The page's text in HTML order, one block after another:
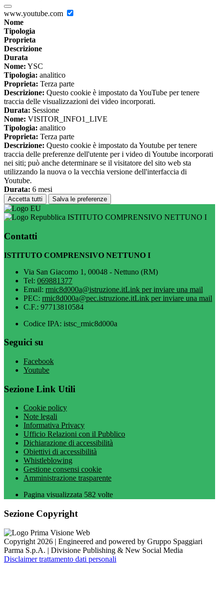
www.youtube.com
Nome
Tipologia
Proprieta
Descrizione
Durata
Nome: YSC
Tipologia: analitico
Proprieta: Terza parte
Descrizione: Questo cookie è impostato da YouTube per tenere
traccia delle visualizzazioni dei video incorporati.
Durata: Sessione
Nome: VISITOR_INFO1_LIVE
Tipologia: analitico
Proprieta: Terza parte
Descrizione: Questo cookie è impostato da Youtube per tenere
traccia delle preferenze dell'utente per i video di Youtube incorporati
nei siti; può anche determinare se il visitatore del sito web sta
utilizzando la nuova o la vecchia versione dell'interfaccia di
Youtube.
Durata: 6 mesi
Accetta tutti Salva le preferenze
ISTITUTO COMPRENSIVO NETTUNO I
Contatti
ISTITUTO COMPRENSIVO NETTUNO I
Via San Giacomo 1, 00048 - Nettuno (RM)
Tel: 069881377
Email: rmic8d000a@istruzione.itLink per inviare una mail
PEC: rmic8d000a@pec.istruzione.itLink per inviare una mail
C.F.: 97713810584
Codice IPA: istsc_rmic8d000a
Seguici su
Facebook
Youtube
Sezione Link Utili
Cookie policy
Note legali
Informativa Privacy
Ufficio Relazioni con il Pubblico
Dichiarazione di accessibilità
Obiettivi di accessibilità
Whistleblowing
Gestione consensi cookie
Amministrazione trasparente
Pagina visualizzata 582 volte
Sezione Copyright
Copyright 2026 | Engineered and powered by Gruppo Spaggiari
Parma S.p.A. | Divisione Publishing & New Social Media
Disclaimer trattamento dati personali